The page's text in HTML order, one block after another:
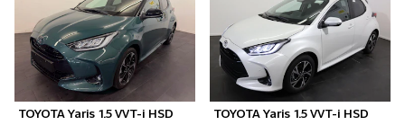
TOYOTA Yaris 1.5 VVT-i HSD
TOYOTA Yaris 1.5 VVT-i HSD